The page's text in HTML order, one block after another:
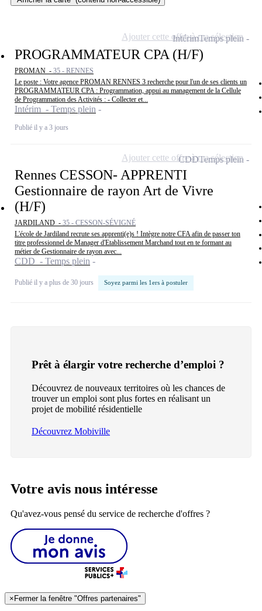
PROGRAMMATEUR CPA (H/F)
PROMAN - 35 - RENNES
Le poste : Votre agence PROMAN RENNES 3 recherche pour l'un de ses clients un
PROGRAMMATEUR CPA : Programmation, appui au management de la Cellule
de Programmation des Activités : - Collecter et...
Intérim - Temps plein
Publié il y a 3 jours
IntérimTemps plein
Ajouter cette offre à ma sélection
Rennes CESSON- APPRENTI
Gestionnaire de rayon Art de Vivre
(H/F)
JARDILAND - 35 - CESSON-SÉVIGNÉ
L'école de Jardiland recrute ses apprenti(e)s ! Intègre notre CFA afin de passer ton
titre professionnel de Manager d'Etablissement Marchand tout en te formant au
métier de Gestionnaire de rayon avec...
CDD - Temps plein
Publié il y a plus de 30 jours Soyez parmi les 1ers à postuler
CDDTemps plein
Ajouter cette offre à ma sélection
Prêt à élargir votre recherche d’emploi ?
Découvrez de nouveaux territoires où les chances de
trouver un emploi sont plus fortes en réalisant un
projet de mobilité résidentielle
Découvrez Mobiville
Votre avis nous intéresse
Qu'avez-vous pensé du service de recherche d'offres ?
× Fermer la fenêtre "Offres partenaires"